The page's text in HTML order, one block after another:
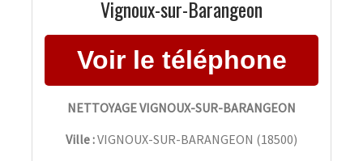
Vignoux-sur-Barangeon
NETTOYAGE VIGNOUX-SUR-BARANGEON
Ville :VIGNOUX-SUR-BARANGEON (18500)